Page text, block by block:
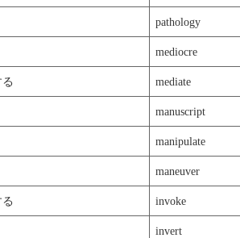
pathology
mediocre
mediate
manuscript
manipulate
maneuver
invoke
invert